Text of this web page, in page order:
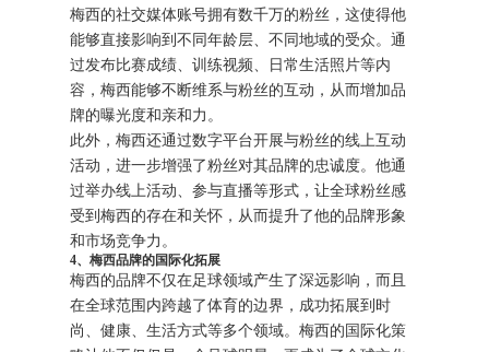
梅西的社交媒体账号拥有数千万的粉丝，这使得他
能够直接影响到不同年龄层、不同地域的受众。通
过发布比赛成绩、训练视频、日常生活照片等内
容，梅西能够不断维系与粉丝的互动，从而增加品
牌的曝光度和亲和力。
此外，梅西还通过数字平台开展与粉丝的线上互动
活动，进一步增强了粉丝对其品牌的忠诚度。他通
过举办线上活动、参与直播等形式，让全球粉丝感
受到梅西的存在和关怀，从而提升了他的品牌形象
和市场竞争力。
4、梅西品牌的国际化拓展
梅西的品牌不仅在足球领域产生了深远影响，而且
在全球范围内跨越了体育的边界，成功拓展到时
尚、健康、生活方式等多个领域。梅西的国际化策